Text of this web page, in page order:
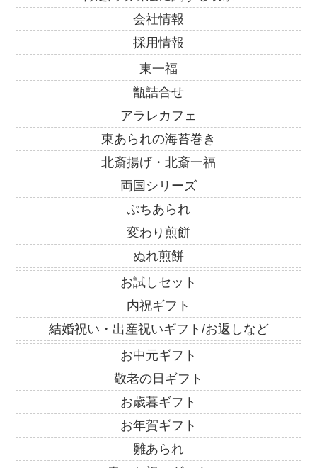
会社情報
採用情報
東一福
甑詰合せ
アラレカフェ
東あられの海苔巻き
北斎揚げ・北斎一福
両国シリーズ
ぷちあられ
変わり煎餅
ぬれ煎餅
お試しセット
内祝ギフト
結婚祝い・出産祝いギフト/お返しなど
お中元ギフト
敬老の日ギフト
お歳暮ギフト
お年賀ギフト
雛あられ